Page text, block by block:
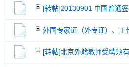
[转帖]20130901 中国普通
外国专家证（外专证）、工
[转帖]北京外籍教师受聘须